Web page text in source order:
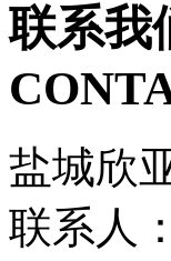
联系我
盐城欣
联系人